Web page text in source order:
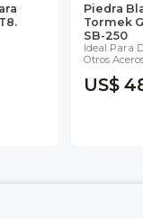
Piedra
Tormek
SB-250
Ideal Para
Otros Aceros
US$